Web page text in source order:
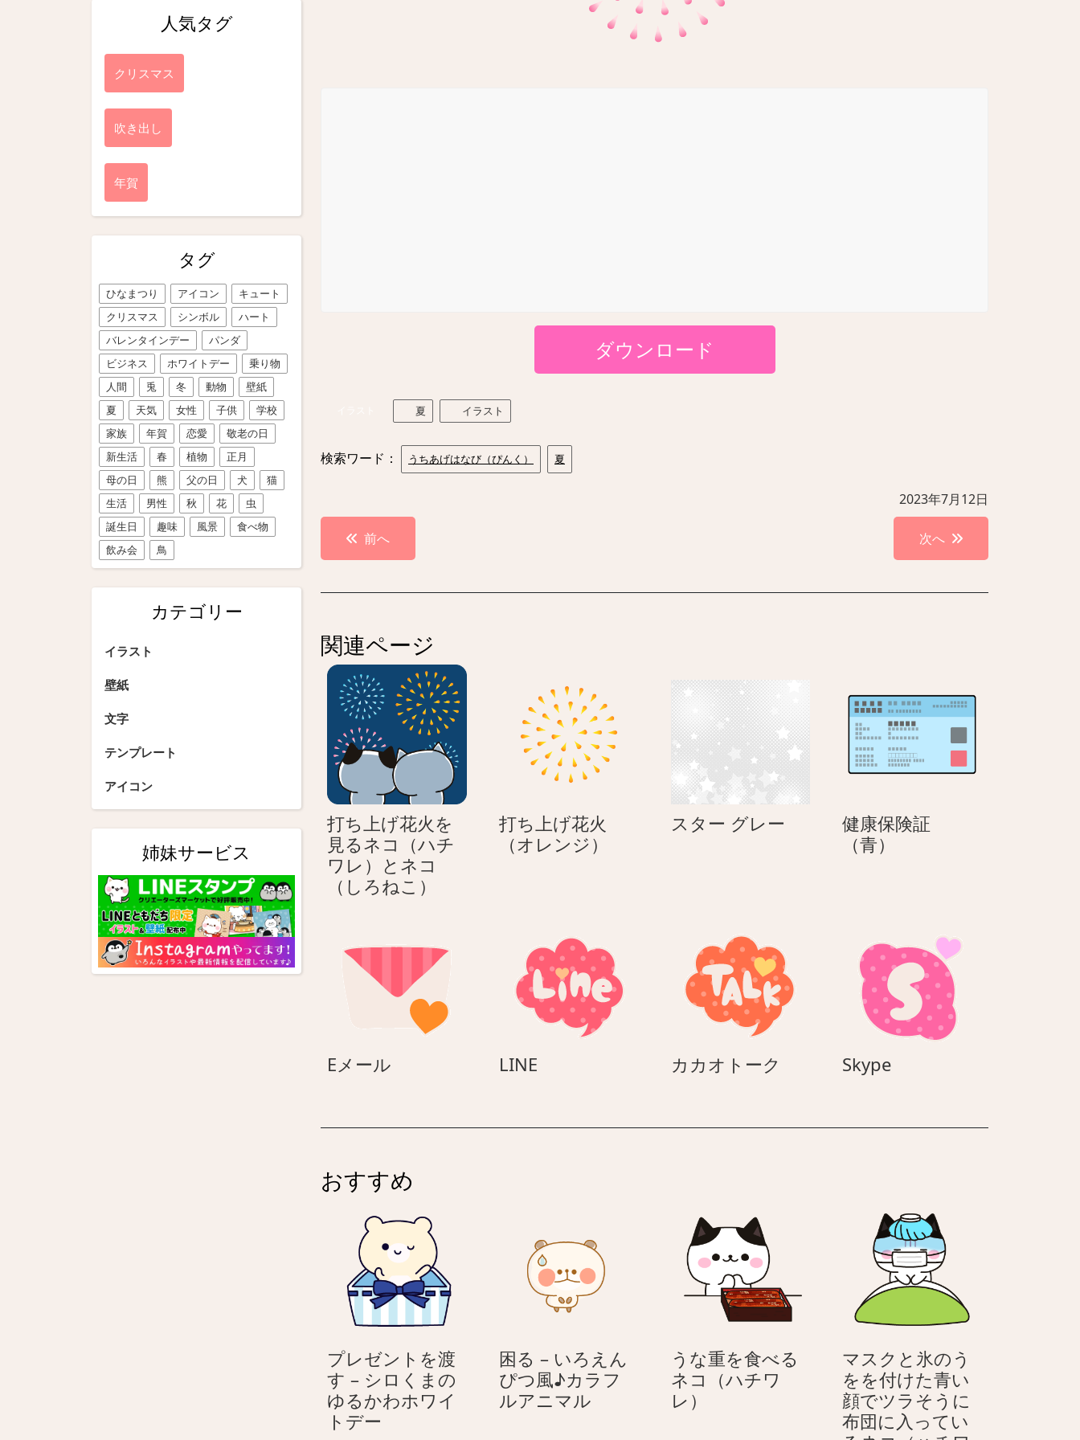
人気タグ
クリスマス
吹き出し
年賀
タグ
ひなまつり アイコン
キュート
クリスマス
シンボル
ハート
バレンタインデー
パンダ
ビジネス
ホワイトデー
乗り物
人間
兎 冬 動物
壁紙
夏
天気 女性 子供
学校
家族
年賀 恋愛
敬老の日
新生活
春 植物
正月
母の日
熊 父の日 犬
猫
生活
男性 秋 花
虫
誕生日
趣味 風景
食べ物
飲み会
鳥
カテゴリー
イラスト
壁紙
文字
テンプレート
アイコン
姉妹サービス
ダウンロード
夏 イラスト
検索ワード： うちあげはなび（ぴんく） 夏
2023年7月12日
投
稿
ナ
ゲ
ー
シ
ョ
ン
前へ 次へ
関連ページ
打ち上げ花火を
見るネコ（ハチ
ワレ）とネコ
（しろねこ）
げ
花
火
を
見
チ
コ
（し
ろ
ね
こ）
打ち上げ花火
（オレンジ）
火
（オ
レ
ン
スター グレー
健康保険証
（青）
（青）
Eメール
ル
LINELINE カカオトーク
ト
SkypeSkype
おすすめ
プレゼントを渡
す – シロくまの
ゆるかわホワイ
トデー
困る – いろえん
ぴつ風♪カラフ
ルアニマル困
うな重を食べる
ネコ（ハチワ
レ）
マスクと氷のう
をを付けた青い
顔でツラそうに
布団に入ってい